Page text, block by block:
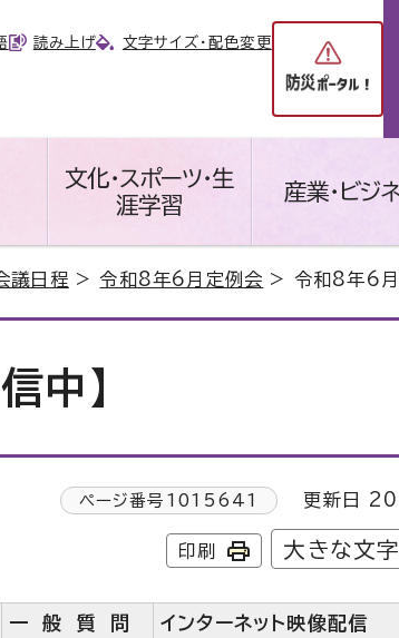
読み上げ 文字サイズ・配色変更
文化・スポーツ・生
涯学習
産業・ビジ
議日程 >令和8年6月定例会 > 令和8年6月
中】
ページ番号 1015641 更新日
印刷 大きな文
一 般 質 問
インターネット映像配信